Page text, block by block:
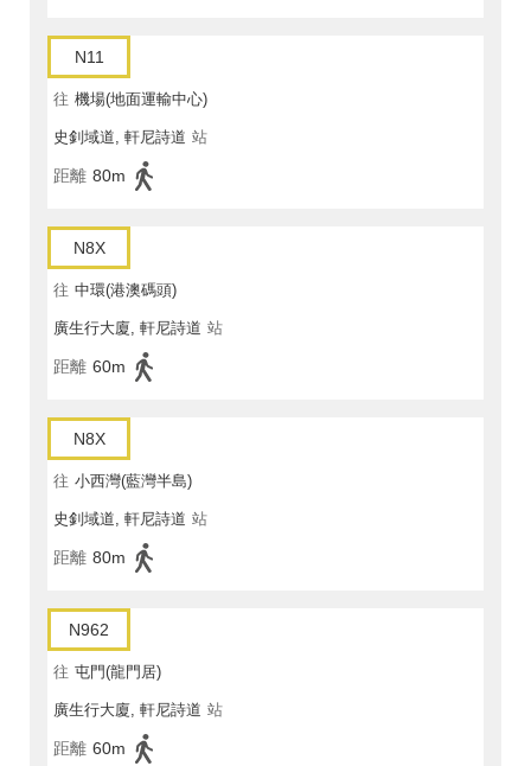
N11
往 機場(地面運輸中心)
史釗域道, 軒尼詩道 站
距離 80m
N8X
往 中環(港澳碼頭)
廣生行大廈, 軒尼詩道 站
距離 60m
N8X
往 小西灣(藍灣半島)
史釗域道, 軒尼詩道 站
距離 80m
N962
往 屯門(龍門居)
廣生行大廈, 軒尼詩道 站
距離 60m